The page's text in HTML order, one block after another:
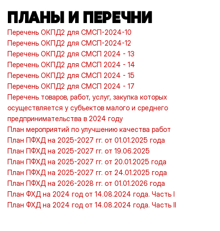
ПЛАНЫ И ПЕРЕЧНИ
Перечень ОКПД2 для СМСП-2024-10
Перечень ОКПД2 для СМСП-2024-12
Перечень ОКПД2 для СМСП 2024 - 13
Перечень ОКПД2 для СМСП 2024 - 14
Перечень ОКПД2 для СМСП 2024 - 15
Перечень ОКПД2 для СМСП 2024 - 17
Перечень товаров, работ, услуг, закупка которых
осуществляется у субъектов малого и среднего
предпринимательства в 2024 году
План мероприятий по улучшению качества работ
План ПФХД на 2025-2027 гг. от 01.01.2025 года
План ПФХД на 2025-2027 гг. от 19.06.2025
План ПФХД на 2025-2027 гг. от 20.01.2025 года
План ПФХД на 2025-2027 гг. от 24.01.2025 года
План ПФХД на 2026-2028 гг. от 01.01.2026 года
План ФХД на 2024 год от 14.08.2024 года. Часть I
План ФХД на 2024 год от 14.08.2024 года. Часть II